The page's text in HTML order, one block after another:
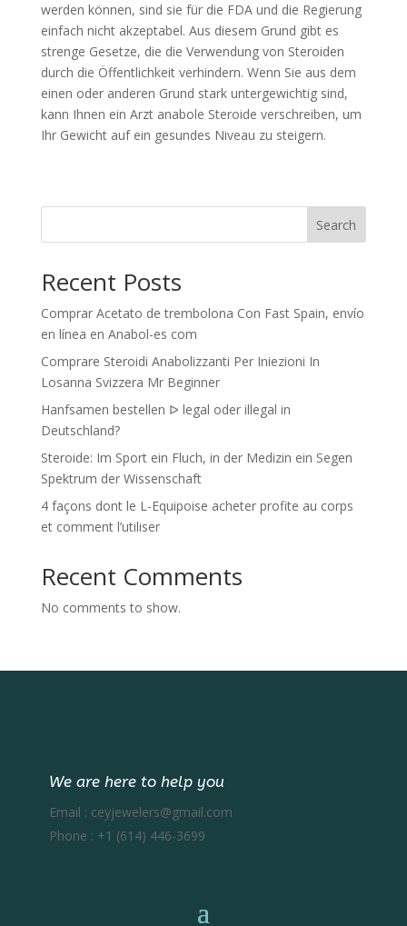
werden können, sind sie für die FDA und die Regierung
einfach nicht akzeptabel. Aus diesem Grund gibt es
strenge Gesetze, die die Verwendung von Steroiden
durch die Öffentlichkeit verhindern. Wenn Sie aus dem
einen oder anderen Grund stark untergewichtig sind,
kann Ihnen ein Arzt anabole Steroide verschreiben, um
Ihr Gewicht auf ein gesundes Niveau zu steigern.
Search
Recent Posts
Comprar Acetato de trembolona Con Fast Spain, envío
en línea en Anabol-es com
Comprare Steroidi Anabolizzanti Per Iniezioni In
Losanna Svizzera Mr Beginner
Hanfsamen bestellen ᐅ legal oder illegal in
Deutschland?
Steroide: Im Sport ein Fluch, in der Medizin ein Segen
Spektrum der Wissenschaft
4 façons dont le L-Equipoise acheter profite au corps
et comment l’utiliser
Recent Comments
No comments to show.
We are here to help you
Email : ceyjewelers@gmail.com
Phone : +1 (614) 446-3699